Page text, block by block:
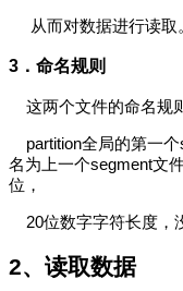
从而对数据进行读取
3． 命名规则
这两个文件的命名规
partition全局的第一个
名为上一个segment文
位，
20位数字字符长度，
2、 读取数据